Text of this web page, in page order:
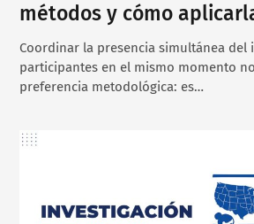
métodos y cómo
Coordinar la presencia simultánea del
participantes en el mismo momento
preferencia metodológica: es…